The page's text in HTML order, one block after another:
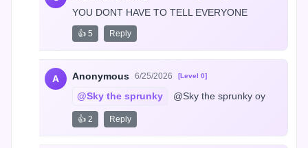
YOU DONT HAVE TO TELL EVERYONE
👍 5 Reply
A Anonymous 6/25/2026 [Level 0]
@Sky the sprunky @Sky the sprunky oy
👍 2 Reply